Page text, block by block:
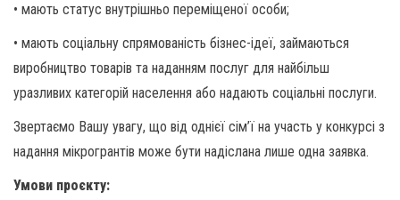
• мають статус внутрішньо переміщеної особи;
• мають соціальну спрямованість бізнес-ідеї, займаються
виробництво товарів та наданням послуг для найбільш
уразливих категорій населення або надають соціальні послуги.
Звертаємо Вашу увагу, що від однієї сім’ї на участь у конкурсі з
надання мікрогрантів може бути надіслана лише одна заявка.
Умови проєкту: